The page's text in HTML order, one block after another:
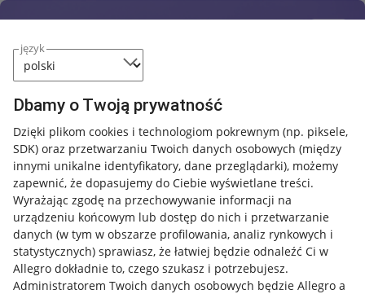
język
Dbamy o Twoją prywatność
Dzięki plikom cookies i technologiom pokrewnym (np. piksele,
SDK) oraz przetwarzaniu Twoich danych osobowych (między
innymi unikalne identyfikatory, dane przeglądarki), możemy
zapewnić, że dopasujemy do Ciebie wyświetlane treści.
Wyrażając zgodę na przechowywanie informacji na
urządzeniu końcowym lub dostęp do nich i przetwarzanie
danych (w tym w obszarze profilowania, analiz rynkowych i
statystycznych) sprawiasz, że łatwiej będzie odnaleźć Ci w
Allegro dokładnie to, czego szukasz i potrzebujesz.
Administratorem Twoich danych osobowych będzie Allegro a